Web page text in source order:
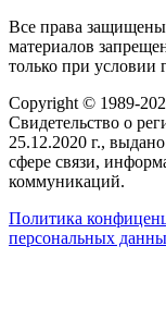
Все права
материалов
только при условии
Copyright © 1989-
Свидетельство о
25.12.2020 г.,
сфере связи,
коммуникаций.
Политика
персональных